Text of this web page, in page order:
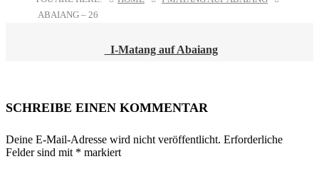
ABAIANG – 26
I-Matang auf Abaiang
SCHREIBE EINEN KOMMENTAR
Deine E-Mail-Adresse wird nicht veröffentlicht. Erforderliche
Felder sind mit * markiert